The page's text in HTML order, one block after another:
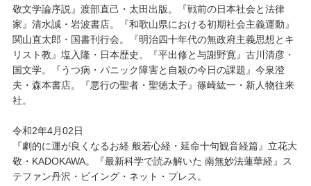
敬文学論序説』渡部直己・太田出版。『戦前の日本社会と法律
家』清水誠・岩波書店。『和歌山県における初期社会主義運動』
関山直太郎・国書刊行会。『明治四十年代の無政府主義思想とキ
リスト教』塩入隆・日本歴史。『平出修と与謝野寛』古川清彦・
国文学。『うつ病・パニック障害と自殺の今日の課題』今泉澄
夫・森本書店。『悪行の聖者・聖徳太子』篠崎紘一・新人物往来
社。
令和2年4月02日
『劇的に運が良くなるお経 般若心経・延命十句観音経篇』立花大
敬・KADOKAWA。『最新科学で読み解いた 南無妙法蓮華経』ス
テファン丹沢・ビイング・ネット・プレス。